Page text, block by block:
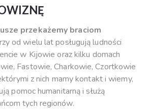
przekażemy braciom
od wielu lat posługują ludności
w Kijowie oraz kilku domach
Fastowie, Charkowie, Czortkowie
z nich mamy kontakt i wiemy,
pomoc humanitarną i służą
tych regionów.